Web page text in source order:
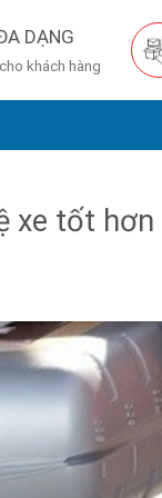
DẠNG
khách hàng
xe tốt hơn